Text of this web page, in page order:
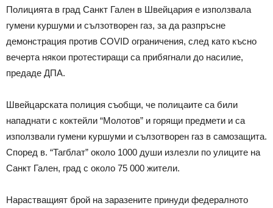
Полицията в град Санкт Гален в Швейцария е използвала
гумени куршуми и сълзотворен газ, за да разпръсне
демонстрация против COVID ограничения, след като късно
вечерта някои протестиращи са прибягнали до насилие,
предаде ДПА.
Швейцарската полиция съобщи, че полицаите са били
нападнати с коктейли “Молотов” и горящи предмети и са
използвали гумени куршуми и сълзотворен газ в самозащита.
Според в. “Тагблат” около 1000 души излезли по улиците на
Санкт Гален, град с около 75 000 жители.
Нарастващият брой на заразените принуди федералното